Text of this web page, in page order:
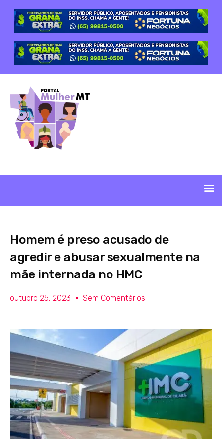
Homem é preso acusado de
agredir e abusar sexualmente na
mãe internada no HMC
outubro 25, 2023 Sem Comentários